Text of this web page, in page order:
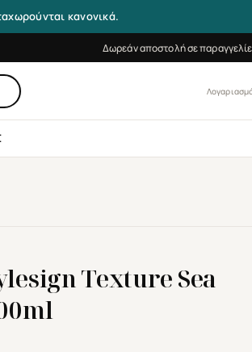
κανονικά.
Δωρεάν αποστολή σε
Texture Sea